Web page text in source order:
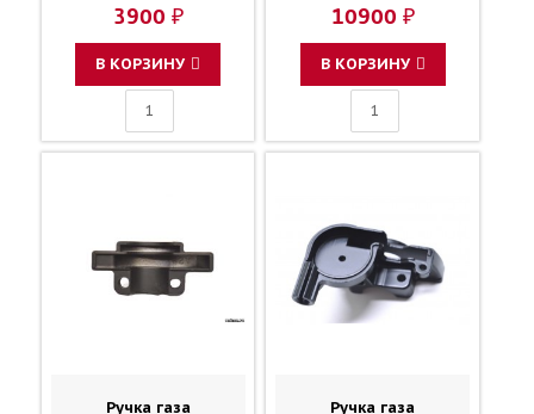
YZ450FX 16-25
YZ250FX 15-25 / ZORO
PARTS 22-1001 93332-
00 93332-00078-00
17D-23416-50-00
3900 ₽
В КОРЗИНУ
10900 ₽
В КОРЗИНУ
Ручка газа Ручка газа